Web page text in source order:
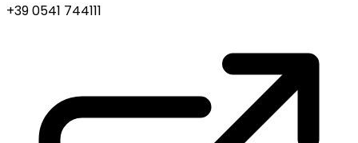
+39 0541 744111